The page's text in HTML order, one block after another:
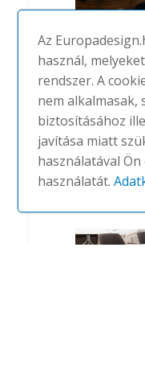
232 Aline
WILKHAHN
Az
használ,
rendszer. A
nem alkalmasak,
biztosításához
javítása miatt
használatával
használatát.